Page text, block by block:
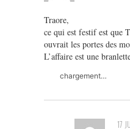
Traore,
ce qui est festif est que
ouvrait les portes des
L’affaire est une
chargement…
17